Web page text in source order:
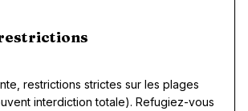
restrictions strictes sur les plages
interdiction totale). Refugiez-vous